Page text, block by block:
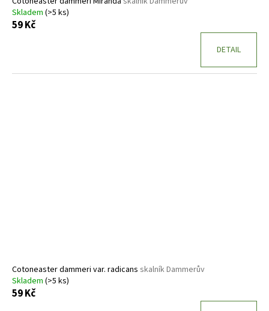
Skladem (>5 ks)
59 Kč
DETAIL
Cotoneaster dammeri var. radicans skalník Dammerův
Skladem (>5 ks)
59 Kč